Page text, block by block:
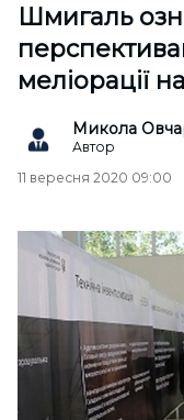
Шмигаль
меліорації
Микола
Автор
11 вересня 2020 09:00